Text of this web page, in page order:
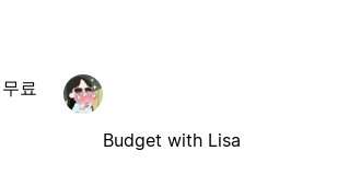
무료
Budget with Lisa